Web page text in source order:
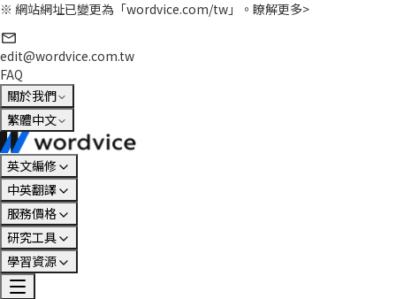
※ 網站網址已變更為「wordvice.com/tw」。 瞭解更多>
edit@wordvice.com.tw
FAQ
關於我們
繁體中文
英文編修
中英翻譯
服務價格
研究工具
學習資源